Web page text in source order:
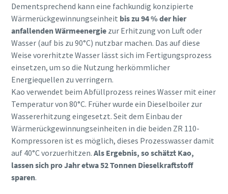
Dementsprechend kann eine fachkundig konzipierte
Wärmerückgewinnungseinheit bis zu 94 % der hier
anfallenden Wärmeenergiezur Erhitzung von Luft oder
Wasser (auf bis zu 90°C) nutzbar machen. Das auf diese
Weise vorerhitzte Wasser lässt sich im Fertigungsprozess
einsetzen, um so die Nutzung herkömmlicher
Energiequellen zu verringern.
Kao verwendet beim Abfüllprozess reines Wasser mit einer
Temperatur von 80°C. Früher wurde ein Dieselboiler zur
Wassererhitzung eingesetzt. Seit dem Einbau der
Wärmerückgewinnungseinheiten in die beiden ZR 110-
Kompressoren ist es möglich, dieses Prozesswasser damit
auf 40°C vorzuerhitzen. Als Ergebnis, so schätzt Kao,
lassen sich pro Jahr etwa 52 Tonnen Dieselkraftstoff
sparen.